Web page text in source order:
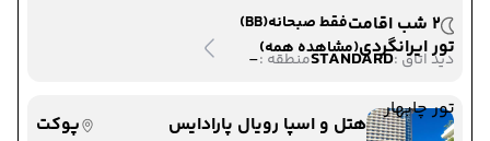
تور ایرانگردی(مشاهده همه)
تور چابهار
2 شب اقامت
فقط صبحانه(BB)
دید اتاق :STANDARDمنطقه :-
هتل و اسپا رویال پارادایس
پوکت